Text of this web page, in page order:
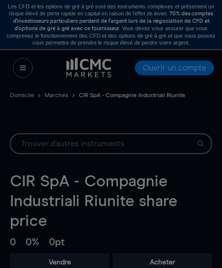
Les CFD et les options de gré à gré sont des instruments complexes et présentent un
risque élevé de perte rapide en capital en raison de l’effet de levier. 70% des comptes
d’investisseurs particuliers perdent de l’argent lors de la négociation de CFD et
d’options de gré à gré avec ce fournisseur . Vous devez vous assurer que vous
comprenez le fonctionnement des CFD et des options de gré à gré et que vous pouvez
vous permettre de prendre le risque élevé de perdre votre argent.
Ouvrir un compte
Domicile Marchés CIR SpA - Compagnie Industriali Riunite
CIR SpA - Compagnie
Industriali Riunite share
price
0 0% 0pt
Vendre Acheter